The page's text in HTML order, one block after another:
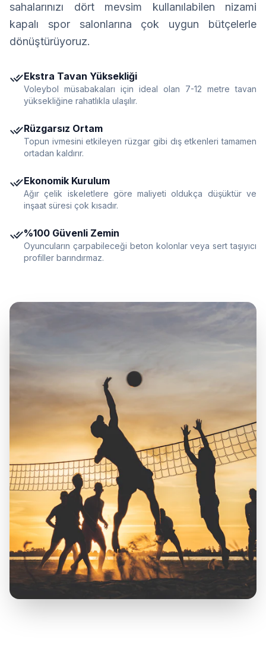
sahalarınızı dört mevsim kullanılabilen nizami
kapalı spor salonlarına çok uygun bütçelerle
dönüştürüyoruz.
done_allEkstra Tavan Yüksekliği
Voleybol müsabakaları için ideal olan 7-12 metre tavan
yüksekliğine rahatlıkla ulaşılır.
done_allRüzgarsız Ortam
Topun ivmesini etkileyen rüzgar gibi dış etkenleri tamamen
ortadan kaldırır.
done_allEkonomik Kurulum
Ağır çelik iskeletlere göre maliyeti oldukça düşüktür ve
inşaat süresi çok kısadır.
done_all%100 Güvenli Zemin
Oyuncuların çarpabileceği beton kolonlar veya sert taşıyıcı
profiller barındırmaz.